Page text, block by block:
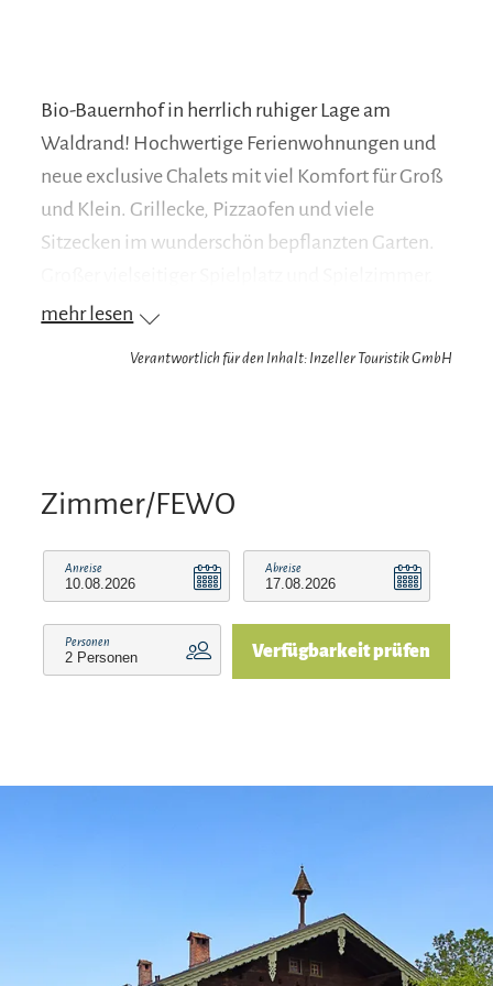
Bio-Bauernhof in herrlich ruhiger Lage am
Waldrand! Hochwertige Ferienwohnungen und
neue exclusive Chalets mit viel Komfort für Groß
und Klein. Grillecke, Pizzaofen und viele
Sitzecken im wunderschön bepflanzten Garten.
Kühe, Kälber, Hasen, Katzen, Ziegen, Hühner
mehr lesen
Verantwortlich für den Inhalt: Inzeller Touristik GmbH
Zimmer/FEWO
Anreise Abreise
Personen Verfügbarkeit prüfen